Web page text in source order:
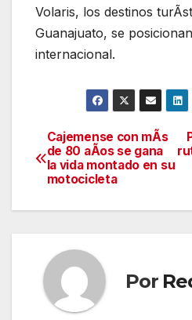
Volaris, los destinos
Guanajuato, se
internacional.
Navegación
de
entradas
Cajemense con mÃs
de 80 aÃos se gana
la vida montado en su
motocicleta
Por